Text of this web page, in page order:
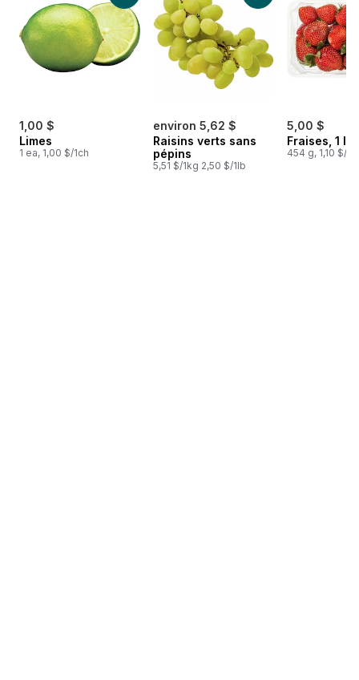
1,00 $
Limes
1 ea, 1,00 $/1ch
environ 5,62 $
Raisins verts sans
pépins
5,51 $/1kg 2,50 $/1lb
5,00 $
Fraises, 1 lb
454 g, 1,10 $/